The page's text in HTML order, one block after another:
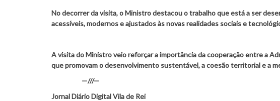
No decorrer da visita, o Ministro destacou o trabalho que está a ser
acessíveis, modernos e ajustados às novas realidades sociais e
A visita do Ministro veio reforçar a importância da cooperação entre a
que promovam o desenvolvimento sustentável, a coesão territorial e a
—///—
Jornal Diário Digital Vila de Rei